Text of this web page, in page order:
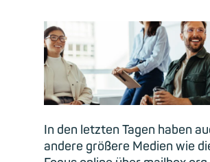
In den letzten Tagen haben
andere größere Medien wie